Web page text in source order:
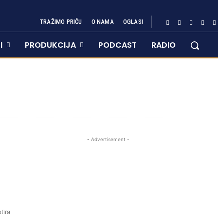
TRAŽIMO PRIČU O NAMA OGLASI
PRODUKCIJA PODCAST RADIO
- Advertisement -